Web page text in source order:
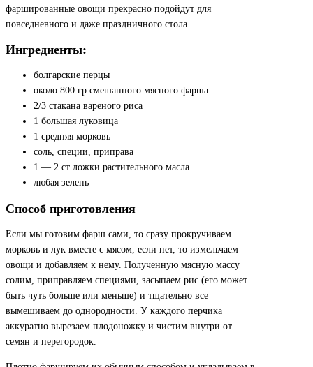
фаршированные овощи прекрасно подойдут для
повседневного и даже праздничного стола.
Ингредиенты:
болгарские перцы
около 800 гр смешанного мясного фарша
2/3 стакана вареного риса
1 большая луковица
1 средняя морковь
соль, специи, приправа
1 — 2 ст ложки растительного масла
любая зелень
Способ приготовления
Если мы готовим фарш сами, то сразу прокручиваем
морковь и лук вместе с мясом, если нет, то измельчаем
овощи и добавляем к нему. Полученную мясную массу
солим, приправляем специями, засыпаем рис (его может
быть чуть больше или меньше) и тщательно все
вымешиваем до однородности. У каждого перчика
аккуратно вырезаем плодоножку и чистим внутри от
семян и перегородок.